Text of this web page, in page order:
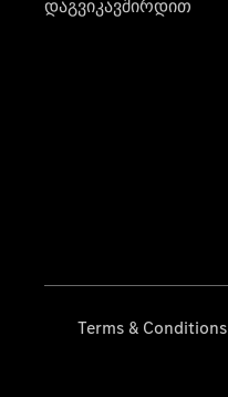
დაგვიკავშირდით
Terms & Conditions